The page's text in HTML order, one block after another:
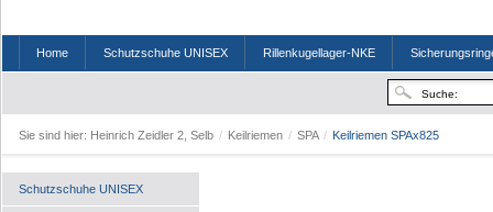
Home Schutzschuhe UNISEX Rillenkugellager-NKE
Sie sind hier: Heinrich Zeidler 2, Selb / Keilriemen / SPA / Keilriemen SPAx825
Schutzschuhe UNISEX